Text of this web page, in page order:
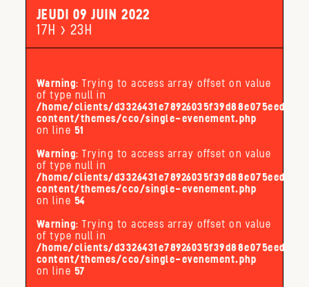
JEUDI 09 JUIN 2022
17H > 23H
Warning: Trying to access array offset on value
of type null in
/home/clients/
content/themes/cco/single-evenement.php
on line 51
Warning: Trying to access array offset on value
of type null in
/home/clients/
content/themes/cco/single-evenement.php
on line 54
Warning: Trying to access array offset on value
of type null in
/home/clients/
content/themes/cco/single-evenement.php
on line 57